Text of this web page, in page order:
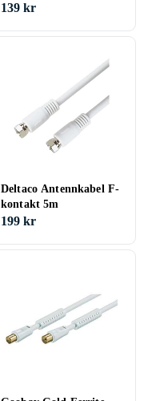
139 kr
Deltaco Antennkabel F-
kontakt 5m
199 kr